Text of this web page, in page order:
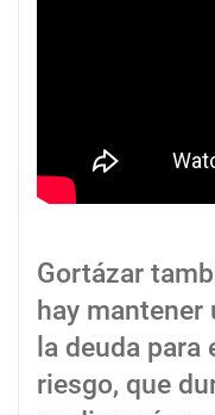
Gortázar
hay
la deuda
riesgo, que